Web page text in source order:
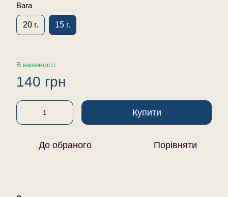
Вага
20 г. 15 г.
В наявності
140 грн
Купити
До обраного Порівняти